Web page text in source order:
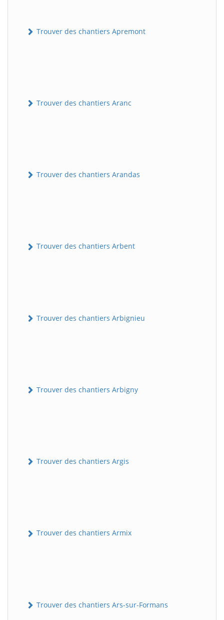
Trouver des chantiers Apremont
Trouver des chantiers Aranc
Trouver des chantiers Arandas
Trouver des chantiers Arbent
Trouver des chantiers Arbignieu
Trouver des chantiers Arbigny
Trouver des chantiers Argis
Trouver des chantiers Armix
Trouver des chantiers Ars-sur-Formans